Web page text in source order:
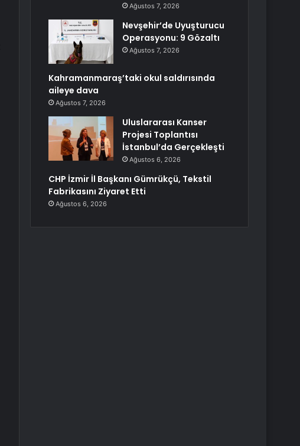
Ağustos 7, 2026
Nevşehir’de Uyuşturucu
Operasyonu: 9 Gözaltı
Ağustos 7, 2026
Kahramanmaraş’taki okul saldırısında
aileye dava
Ağustos 7, 2026
Uluslararası Kanser
Projesi Toplantısı
İstanbul’da Gerçekleşti
Ağustos 6, 2026
CHP İzmir İl Başkanı Gümrükçü, Tekstil
Fabrikasını Ziyaret Etti
Ağustos 6, 2026